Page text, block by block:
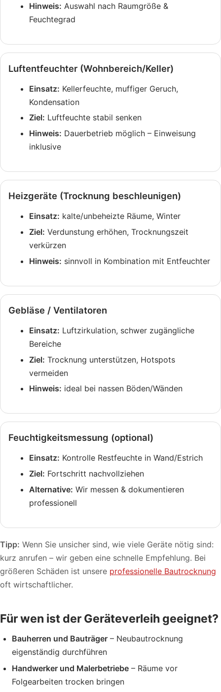
Hinweis: Auswahl nach Raumgröße &
Feuchtegrad
Luftentfeuchter (Wohnbereich/Keller)
Einsatz: Kellerfeuchte, muffiger Geruch,
Kondensation
Ziel: Luftfeuchte stabil senken
Hinweis: Dauerbetrieb möglich – Einweisung
inklusive
Heizgeräte (Trocknung beschleunigen)
Einsatz: kalte/unbeheizte Räume, Winter
Ziel: Verdunstung erhöhen, Trocknungszeit
verkürzen
Hinweis: sinnvoll in Kombination mit Entfeuchter
Gebläse / Ventilatoren
Einsatz: Luftzirkulation, schwer zugängliche
Bereiche
Ziel: Trocknung unterstützen, Hotspots
vermeiden
Hinweis: ideal bei nassen Böden/Wänden
Feuchtigkeitsmessung (optional)
Einsatz: Kontrolle Restfeuchte in Wand/Estrich
Ziel: Fortschritt nachvollziehen
Alternative: Wir messen & dokumentieren
professionell
Tipp: Wenn Sie unsicher sind, wie viele Geräte nötig sind:
kurz anrufen – wir geben eine schnelle Empfehlung. Bei
größeren Schäden ist unsere professionelle Bautrocknung
oft wirtschaftlicher.
Für wen ist der Geräteverleih geeignet?
Bauherren und Bauträger – Neubautrocknung
eigenständig durchführen
Handwerker und Malerbetriebe – Räume vor
Folgearbeiten trocken bringen